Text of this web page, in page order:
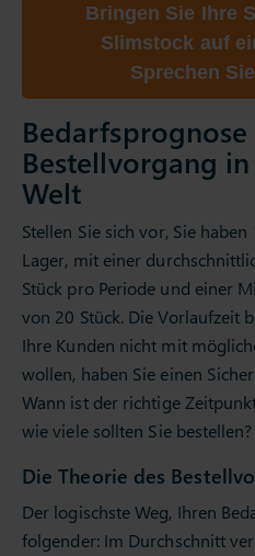
Bringen Sie Ihre
Slimstock auf
Sprechen
Bedarfsprognose
Bestellvorgang
Welt
Stellen Sie sich vor, Sie
Lager, mit einer
Stück pro Periode und einer
von 20 Stück. Die Vorlaufzeit
Ihre Kunden nicht mit
wollen, haben Sie einen
Wann ist der richtige
wie viele sollten Sie bestellen?
Die Theorie des
Der logischste Weg, Ihren
folgender: Im Durchschnitt